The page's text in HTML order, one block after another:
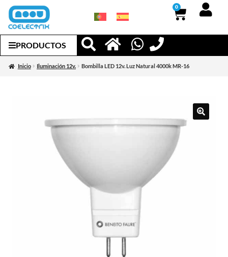
0
PRODUCTOS
Inicio Iluminación 12v. Bombilla LED 12v. Luz Natural 4000k MR-16